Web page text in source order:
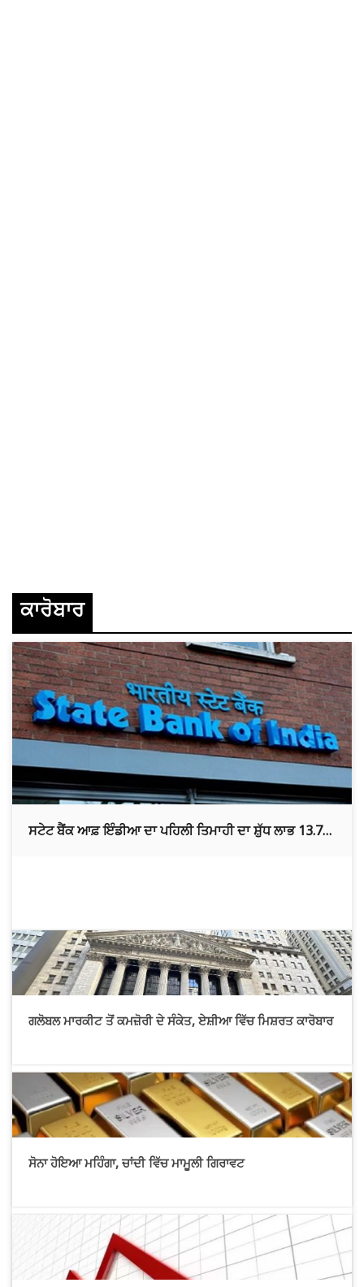
ਕਾਰੋਬਾਰ
ਸਟੇਟ ਬੈਂਕ ਆਫ਼ ਇੰਡੀਆ ਦਾ ਪਹਿਲੀ ਤਿਮਾਹੀ ਦਾ ਸ਼ੁੱਧ ਲਾਭ 13.7
ਗਲੋਬਲ ਮਾਰਕੀਟ ਤੋਂ ਕਮਜ਼ੋਰੀ ਦੇ ਸੰਕੇਤ, ਏਸ਼ੀਆ ਵਿੱਚ ਮਿਸ਼ਰਤ ਕਾਰੋਬਾਰ
ਸੋਨਾ ਹੋਇਆ ਮਹਿੰਗਾ, ਚਾਂਦੀ ਵਿੱਚ ਮਾਮੂਲੀ ਗਿਰਾਵਟ